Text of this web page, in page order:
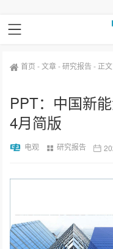
首页 -文章-研究报告- 正文
PPT：中国新
4月简版
电观 研究报告